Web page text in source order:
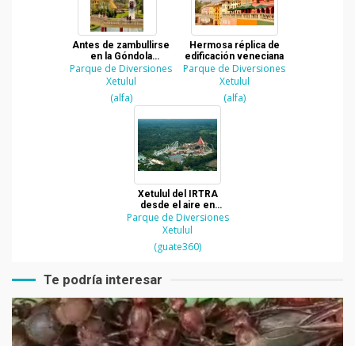
Antes de zambullirse
en la Góndola
Salpicona
Parque de Diversiones
Xetulul
(alfa)
Hermosa réplica de
edificación veneciana
Parque de Diversiones
Xetulul
(alfa)
Xetulul del IRTRA
desde el aire en
Retalhuleu
Parque de Diversiones
Xetulul
(guate360)
Te podría interesar